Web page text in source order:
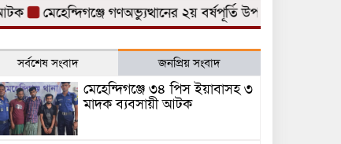
মেহেন্দিগঞ্জে গণঅভ্যুত্থানের ২য় বর্ষপূর্তি উপলক্ষে আলোচনা সভা
সর্বশেষ সংবাদ জনপ্রিয় সংবাদ
মেহেন্দিগঞ্জে ৩৪ পিস ইয়াবাসহ ৩
মাদক ব্যবসায়ী আটক